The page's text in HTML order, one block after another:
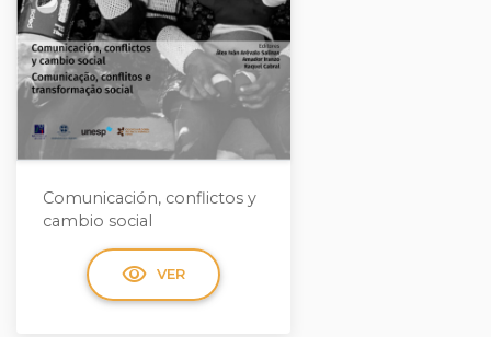
Comunicación, conflictos y
cambio social
visibility VER